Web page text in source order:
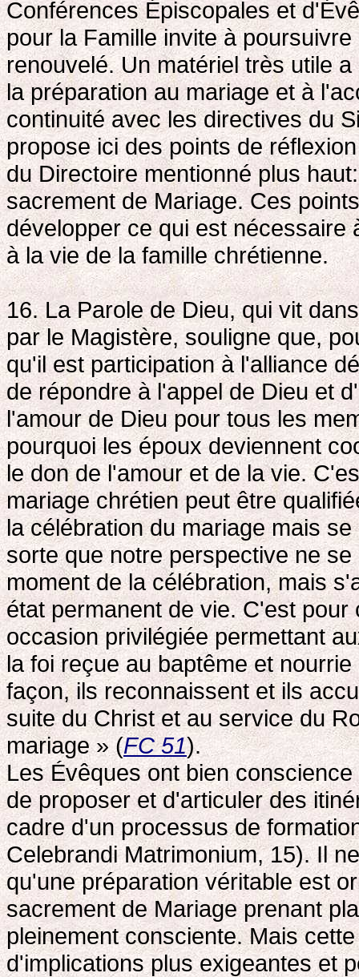
Conférences Épiscopales et
pour la Famille invite à
renouvelé. Un matériel très utile
la préparation au mariage et à
continuité avec les directives du
propose ici des points de
du Directoire mentionné plus
sacrement de Mariage. Ces
développer ce qui est nécessaire
à la vie de la famille chrétienne.
16. La Parole de Dieu, qui vit
par le Magistère, souligne que,
qu'il est participation à l'alliance
de répondre à l'appel de Dieu et
l'amour de Dieu pour tous les
pourquoi les époux deviennent
le don de l'amour et de la vie.
mariage chrétien peut être
la célébration du mariage mais
sorte que notre perspective ne
moment de la célébration, mais
état permanent de vie. C'est
occasion privilégiée permettant
la foi reçue au baptême et
façon, ils reconnaissent et ils
suite du Christ et au service du
mariage » (FC 51).
Les Évêques ont bien
de proposer et d'articuler des
cadre d'un processus de
Celebrandi Matrimonium, 15). Il
qu'une préparation véritable est
sacrement de Mariage prenant
pleinement consciente. Mais
d'implications plus exigeantes et